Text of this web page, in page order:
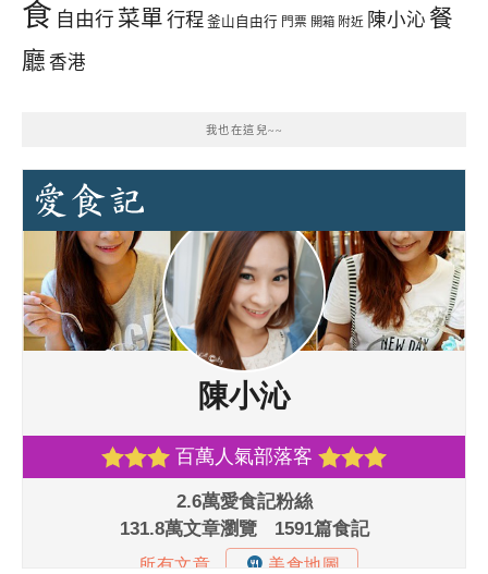
食 自由行 菜單 行程 釜山自由行 門票 開箱 附近 陳小沁 餐
廳 香港
我也在這兒~~